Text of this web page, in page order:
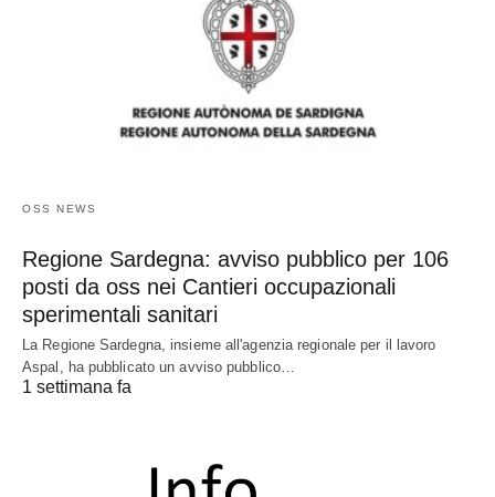
OSS NEWS
Regione Sardegna: avviso pubblico per 106
posti da oss nei Cantieri occupazionali
sperimentali sanitari
La Regione Sardegna, insieme all'agenzia regionale per il lavoro
Aspal, ha pubblicato un avviso pubblico…
1 settimana fa